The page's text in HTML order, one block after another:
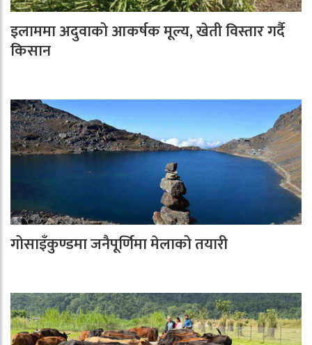
इलाममा अदुवाको आकर्षक मूल्य, खेती विस्तार गर्दै
किसान
गोसाइँकुण्डमा जनैपूर्णिमा मेलाको तयारी